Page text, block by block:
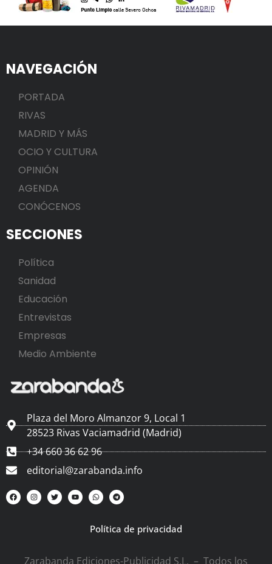
NAVEGACIÓN
PORTADA
RIVAS
MADRID Y MÁS
OCIO Y CULTURA
OPINIÓN
AGENDA
CONÓCENOS
SECCIONES
Política
Sanidad
Educación
Entrevistas
Empresas
Medio Ambiente
Plaza del Moro Almanzor 9, Local 1
28523 Rivas Vaciamadrid (Madrid)
+34 660 36 62 96
editorial@zarabanda.info
Política de privacidad
Zarabanda Ediciones-Publicidad S.L. – Todos los